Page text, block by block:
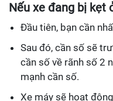
Nếu xe đang bị kẹt
Đầu tiên, bạn cần
Sau đó, cần số sẽ
cần số về rãnh số 2
mạnh cần số.
Xe máy sẽ hoạt